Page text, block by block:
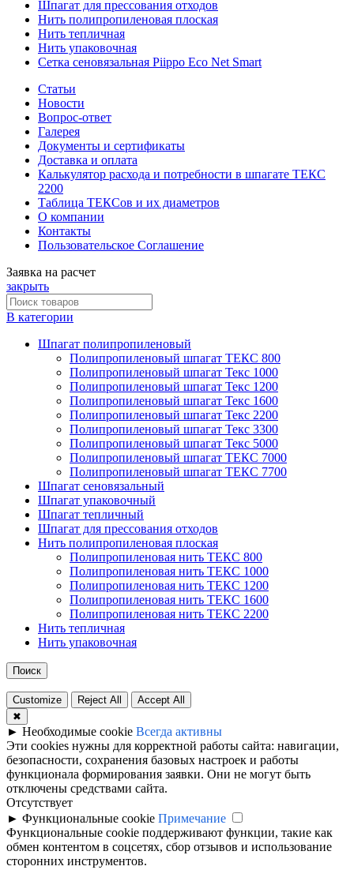
Шпагат для прессования отходов
Нить полипропиленовая плоская
Нить тепличная
Нить упаковочная
Сетка сеновязальная Piippo Eco Net Smart
Статьи
Новости
Вопрос-ответ
Галерея
Документы и сертификаты
Доставка и оплата
Калькулятор расхода и потребности в шпагате ТЕКС
2200
Таблица ТЕКСов и их диаметров
О компании
Контакты
Пользовательское Соглашение
Заявка на расчет
закрыть
В категории
Шпагат полипропиленовый
Полипропиленовый шпагат ТЕКС 800
Полипропиленовый шпагат Текс 1000
Полипропиленовый шпагат Текс 1200
Полипропиленовый шпагат Текс 1600
Полипропиленовый шпагат Текс 2200
Полипропиленовый шпагат Текс 3300
Полипропиленовый шпагат Текс 5000
Полипропиленовый шпагат ТЕКС 7000
Полипропиленовый шпагат ТЕКС 7700
Шпагат сеновязальный
Шпагат упаковочный
Шпагат тепличный
Шпагат для прессования отходов
Нить полипропиленовая плоская
Полипропиленовая нить ТЕКС 800
Полипропиленовая нить ТЕКС 1000
Полипропиленовая нить ТЕКС 1200
Полипропиленовая нить ТЕКС 1600
Полипропиленовая нить ТЕКС 2200
Нить тепличная
Нить упаковочная
Поиск
Customize Reject All
Accept All
✖
► Необходимые cookie Всегда активны
Эти cookies нужны для корректной работы сайта: навигации,
безопасности, сохранения базовых настроек и работы
функционала формирования заявки. Они не могут быть
отключены средствами сайта.
Отсутствует
► Функциональные cookie Примечание
Функциональные cookie поддерживают функции, такие как
обмен контентом в соцсетях, сбор отзывов и использование
сторонних инструментов.